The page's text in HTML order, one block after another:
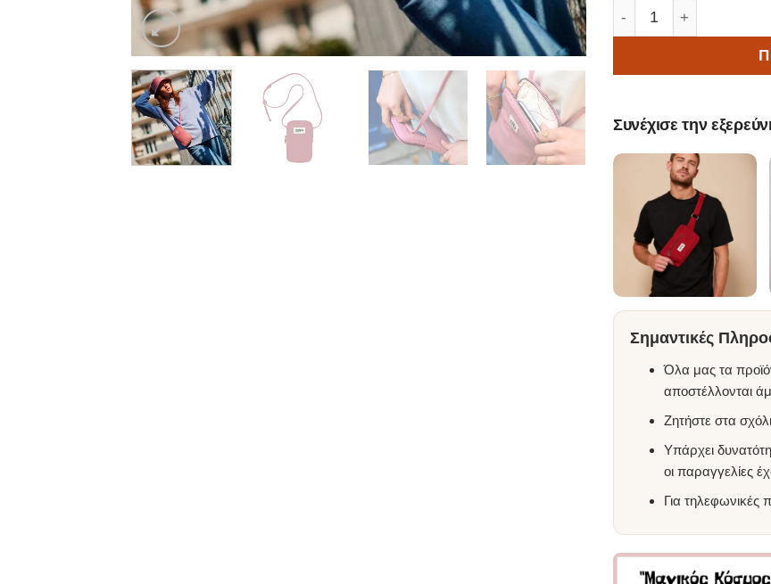
Συνέχισε την
Σημαντικές
Όλα μας τα
αποστέλλονται
Ζητήστε στα
Υπάρχει
οι παραγγελίες
Για τηλεφωνικές